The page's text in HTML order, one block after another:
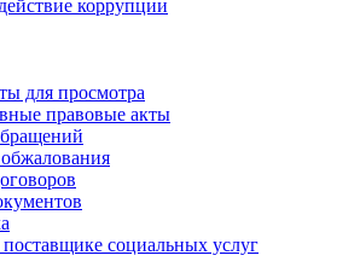
коррупции
для просмотра
правовые акты
социальных услуг